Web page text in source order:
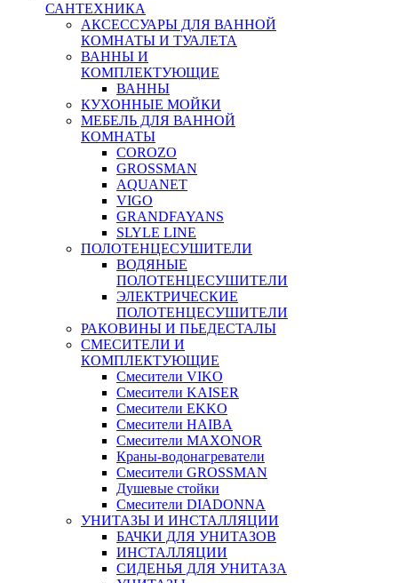
САНТЕХНИКА
АКСЕССУАРЫ ДЛЯ ВАННОЙ
КОМНАТЫ И ТУАЛЕТА
ВАННЫ И
КОМПЛЕКТУЮЩИЕ
ВАННЫ
КУХОННЫЕ МОЙКИ
МЕБЕЛЬ ДЛЯ ВАННОЙ
КОМНАТЫ
COROZO
GROSSMAN
AQUANET
VIGO
GRANDFAYANS
SLYLE LINE
ПОЛОТЕНЦЕСУШИТЕЛИ
ВОДЯНЫЕ
ПОЛОТЕНЦЕСУШИТЕЛИ
ЭЛЕКТРИЧЕСКИЕ
ПОЛОТЕНЦЕСУШИТЕЛИ
РАКОВИНЫ И ПЬЕДЕСТАЛЫ
СМЕСИТЕЛИ И
КОМПЛЕКТУЮЩИЕ
Смесители VIKO
Смесители KAISER
Смесители EKKO
Смесители HAIBA
Смесители MAXONOR
Краны-водонагреватели
Смесители GROSSMAN
Душевые стойки
Смесители DIADONNA
УНИТАЗЫ И ИНСТАЛЛЯЦИИ
БАЧКИ ДЛЯ УНИТАЗОВ
ИНСТАЛЛЯЦИИ
СИДЕНЬЯ ДЛЯ УНИТАЗА